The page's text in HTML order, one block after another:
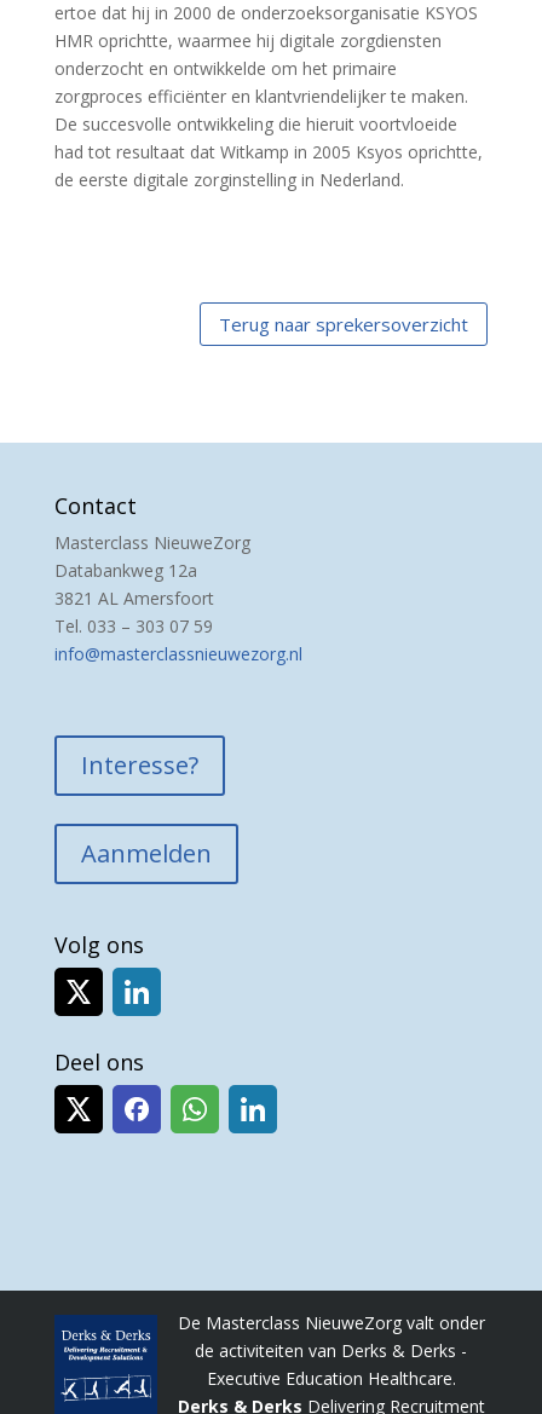
ertoe dat hij in 2000 de onderzoeksorganisatie KSYOS
HMR oprichtte, waarmee hij digitale zorgdiensten
onderzocht en ontwikkelde om het primaire
zorgproces efficiënter en klantvriendelijker te maken.
De succesvolle ontwikkeling die hieruit voortvloeide
had tot resultaat dat Witkamp in 2005 Ksyos oprichtte,
de eerste digitale zorginstelling in Nederland.
Terug naar sprekersoverzicht
Contact
Masterclass NieuweZorg
Databankweg 12a
3821 AL Amersfoort
Tel. 033 – 303 07 59
info@masterclassnieuwezorg.nl
Interesse?
Aanmelden
Volg ons
Deel ons
De Masterclass NieuweZorg valt onder
de activiteiten van Derks & Derks -
Executive Education Healthcare.
Derks & Derks Delivering Recruitment